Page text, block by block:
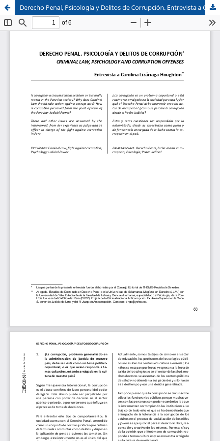
Sistema de
Bibliotecas
Facultad de
Derecho
Derecho Penal, Psicología y Delitos de Corrupción. Entrevista a Carolina Lizárraga Houghton